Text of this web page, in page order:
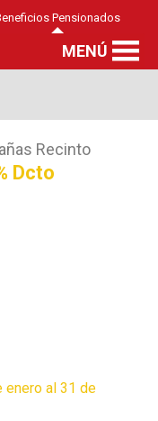
Pensionados
MENÚ
Recinto
Dcto
enero al 31 de